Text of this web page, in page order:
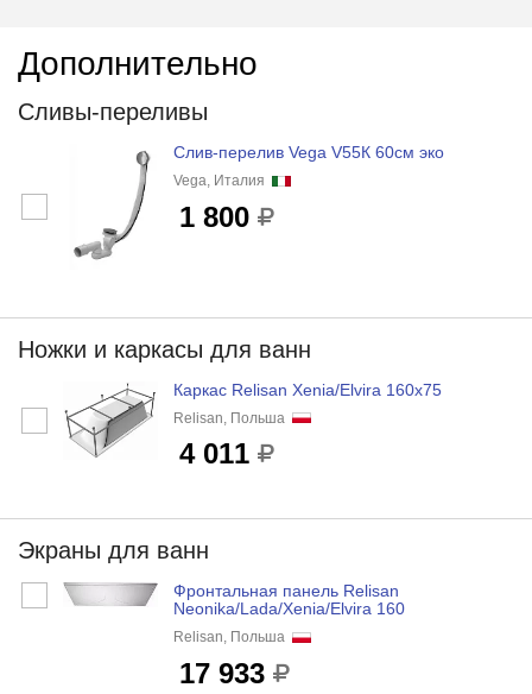
Дополнительно
Сливы-переливы
Слив-перелив Vega V55К 60см эко
Vega, Италия
1 800
Ножки и каркасы для ванн
Каркас Relisan Xenia/Elvira 160x75
Relisan, Польша
4 011
Экраны для ванн
Фронтальная панель Relisan
Neonika/Lada/Xenia/Elvira 160
Relisan, Польша
17 933